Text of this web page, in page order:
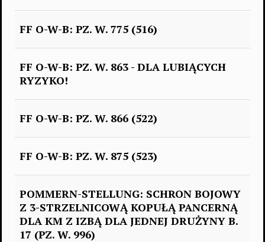
FF O-W-B: PZ. W. 775 (516)
FF O-W-B: PZ. W. 863 - DLA LUBIĄCYCH
RYZYKO!
FF O-W-B: PZ. W. 866 (522)
FF O-W-B: PZ. W. 875 (523)
POMMERN-STELLUNG: SCHRON BOJOWY
Z 3-STRZELNICOWĄ KOPUŁĄ PANCERNĄ
DLA KM Z IZBĄ DLA JEDNEJ DRUŻYNY B.
17 (PZ. W. 996)